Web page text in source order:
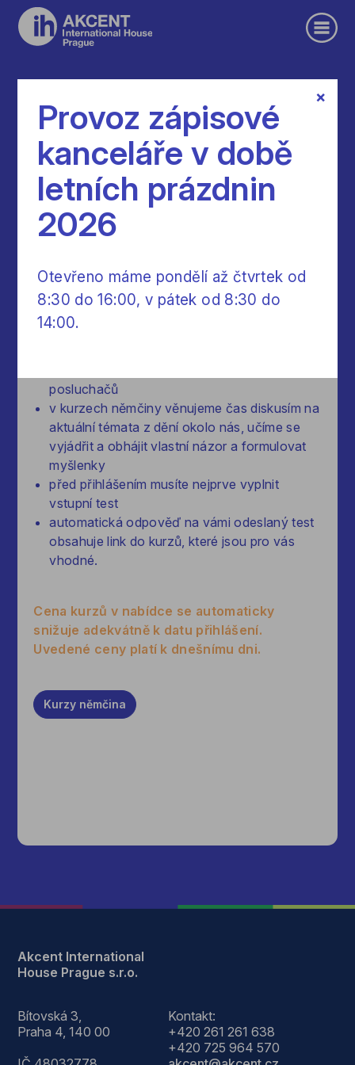
Němčina
všechny naše semestrálníkurzy vedou ke
zkouškám Goethe-Institut odpovídající
úrovně
naše kurzy němčiny jsou založeny na
nejvíce v souvislostech a význam se snažíme
pochopit z kontextu, obrázku, popisu
také gramatická pravidla, fráze a slovní
spojení se snažíme odvozovat z kontextu
posluchačů
v kurzech němčiny věnujeme čas diskusím na
aktuální témata z dění okolo nás, učíme se
vyjádřit a obhájit vlastní názor a formulovat
myšlenky
před přihlášením musíte nejprve vyplnit
vstupní test
automatická odpověď na vámi odeslaný test
obsahuje link do kurzů, které jsou pro vás
vhodné.
Cena kurzů v nabídce se automaticky
snižuje adekvátně k datu přihlášení.
Uvedené ceny platí k dnešnímu dni.
Kurzy němčina
Akcent International
House Prague s.r.o.
Bítovská 3,
Praha 4, 140 00
Kontakt:
+420 261 261 638
+420 725 964 570
×
Provoz zápisové
kanceláře v době
letních prázdnin
2026
Otevřeno máme pondělí až čtvrtek od
8:30 do 16:00, v pátek od 8:30 do
14:00.